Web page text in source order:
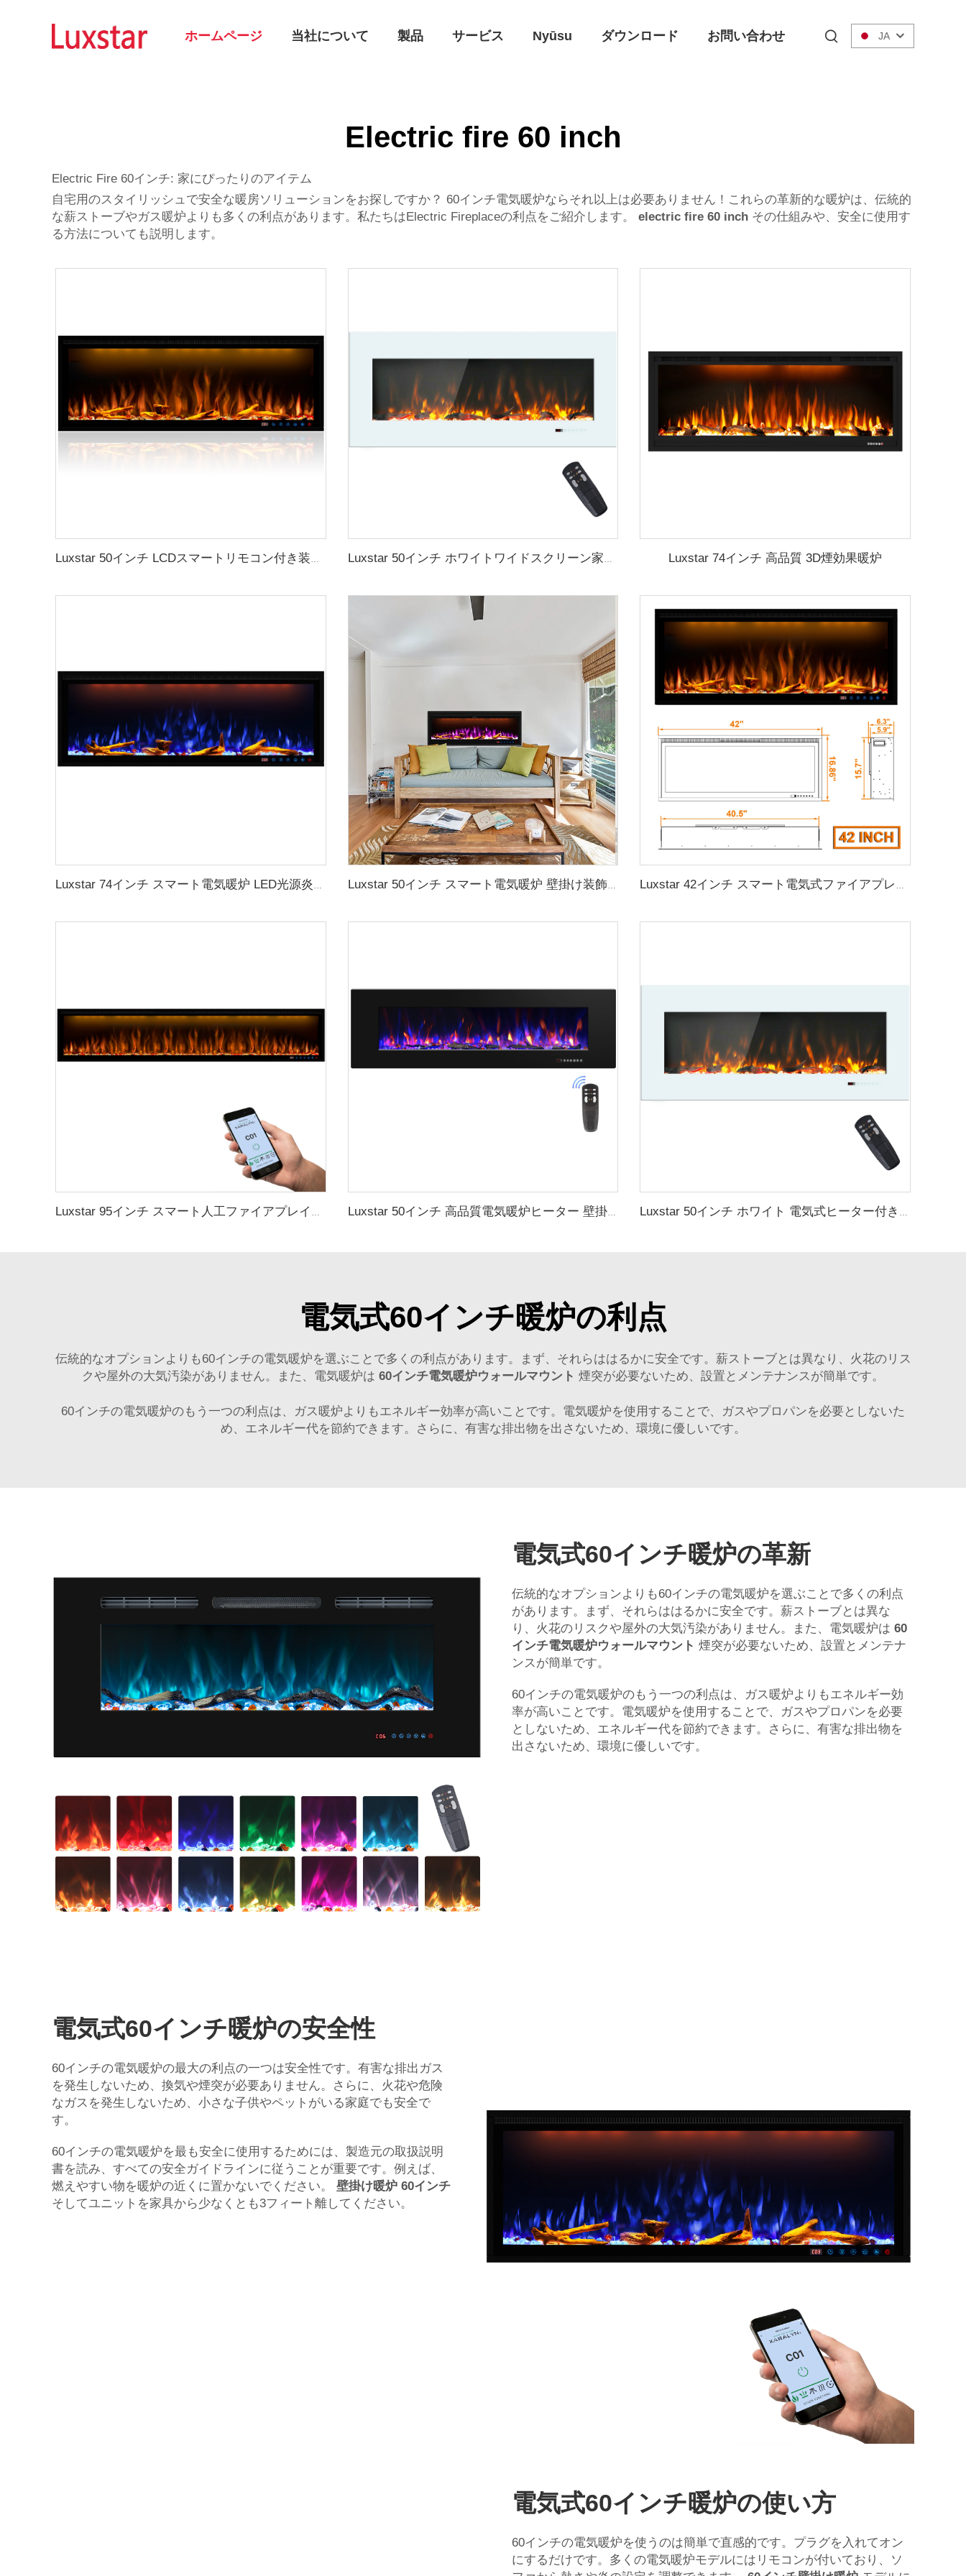
ホームページ 当社について 製品 サービス Nyūsu ダウンロード お問い合わせ JA
Electric fire 60 inch
Electric Fire 60インチ: 家にぴったりのアイテム
自宅用のスタイリッシュで安全な暖房ソリューションをお探しですか？ 60インチ電気暖炉ならそれ以上は必要ありません！これらの革新的な暖炉は、伝統的
な薪ストーブやガス暖炉よりも多くの利点があります。私たちはElectric Fireplaceの利点をご紹介します。 electric fire 60 inch その仕組みや、安全に使用す
る方法についても説明します。
Luxstar 74インチ 高品質 3D煙効果暖炉
Luxstar 74インチ スマート電気暖炉 LED光源炎技術 LED炎付き 室内用 Luxstar 50インチ スマート電気暖炉 壁掛け装飾炎 13種類の炎色 電気暖炉 アプリコントロール Luxstar 42インチ スマート電気式ファイアプレイスヒーター 埋め込み式壁掛けファイアプレイス（アプリコントロール対応リモコン付き）
Luxstar 95インチ スマート人工ファイアプレイス オーバーヒート保護機能付き電気式ヒーター Luxstar 50インチ 高品質電気暖炉ヒーター 壁掛け式ヒーター 非埋め込み式 クリスタルログ 装飾的暖炉 Luxstar 50インチ ホワイト 電気式ヒーター付きウォールマウントファイアプレイス（埋め込み用ではない、タッチスクリーンリモコン付きホームヒーター）
電気式60インチ暖炉の利点
伝統的なオプションよりも60インチの電気暖炉を選ぶことで多くの利点があります。まず、それらははるかに安全です。薪ストーブとは異なり、火花のリス
クや屋外の大気汚染がありません。また、電気暖炉は 60インチ電気暖炉ウォールマウント 煙突が必要ないため、設置とメンテナンスが簡単です。
60インチの電気暖炉のもう一つの利点は、ガス暖炉よりもエネルギー効率が高いことです。電気暖炉を使用することで、ガスやプロパンを必要としないた
め、エネルギー代を節約できます。さらに、有害な排出物を出さないため、環境に優しいです。
電気式60インチ暖炉の革新
伝統的なオプションよりも60インチの電気暖炉を選ぶことで多くの利点
があります。まず、それらははるかに安全です。薪ストーブとは異な
り、火花のリスクや屋外の大気汚染がありません。また、電気暖炉は 60
インチ電気暖炉ウォールマウント 煙突が必要ないため、設置とメンテナ
ンスが簡単です。
60インチの電気暖炉のもう一つの利点は、ガス暖炉よりもエネルギー効
率が高いことです。電気暖炉を使用することで、ガスやプロパンを必要
としないため、エネルギー代を節約できます。さらに、有害な排出物を
出さないため、環境に優しいです。
電気式60インチ暖炉の安全性
60インチの電気暖炉の最大の利点の一つは安全性です。有害な排出ガス
を発生しないため、換気や煙突が必要ありません。さらに、火花や危険
なガスを発生しないため、小さな子供やペットがいる家庭でも安全で
す。
60インチの電気暖炉を最も安全に使用するためには、製造元の取扱説明
書を読み、すべての安全ガイドラインに従うことが重要です。例えば、
燃えやすい物を暖炉の近くに置かないでください。 壁掛け暖炉 60インチ
そしてユニットを家具から少なくとも3フィート離してください。
電気式60インチ暖炉の使い方
60インチの電気暖炉を使うのは簡単で直感的です。プラグを入れてオン
にするだけです。多くの電気暖炉モデルにはリモコンが付いており、ソ